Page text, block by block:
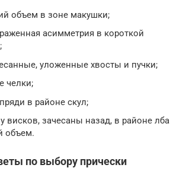
объем в зоне макушки;
асимметрия в короткой
уложенные хвосты и пучки;
челки;
в районе скул;
висков, зачесаны назад, в районе лба
объем.
по выбору прически